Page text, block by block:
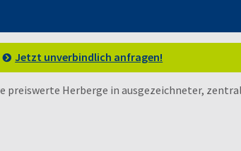
Jetzt unverbindlich anfragen!
preiswerte Herberge in ausgezeichneter,